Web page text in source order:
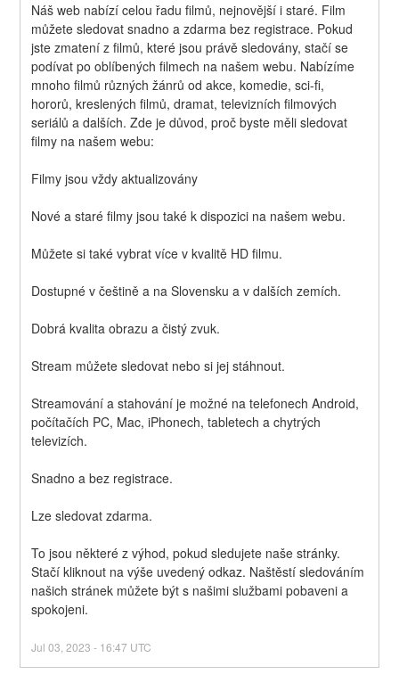
Náš web nabízí celou řadu filmů, nejnovější i staré. Film
můžete sledovat snadno a zdarma bez registrace. Pokud
jste zmatení z filmů, které jsou právě sledovány, stačí se
podívat po oblíbených filmech na našem webu. Nabízíme
mnoho filmů různých žánrů od akce, komedie, sci-fi,
hororů, kreslených filmů, dramat, televizních filmových
seriálů a dalších. Zde je důvod, proč byste měli sledovat
filmy na našem webu:
Filmy jsou vždy aktualizovány
Nové a staré filmy jsou také k dispozici na našem webu.
Můžete si také vybrat více v kvalitě HD filmu.
Dostupné v češtině a na Slovensku a v dalších zemích.
Dobrá kvalita obrazu a čistý zvuk.
Stream můžete sledovat nebo si jej stáhnout.
Streamování a stahování je možné na telefonech Android,
počítačích PC, Mac, iPhonech, tabletech a chytrých
televizích.
Snadno a bez registrace.
Lze sledovat zdarma.
To jsou některé z výhod, pokud sledujete naše stránky.
Stačí kliknout na výše uvedený odkaz. Naštěstí sledováním
našich stránek můžete být s našimi službami pobaveni a
spokojeni.
Jul03 ,2023 - 16:47 UTC